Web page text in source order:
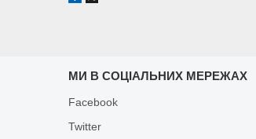
МИ В СОЦІАЛЬНИХ МЕРЕЖАХ
Facebook
Twitter